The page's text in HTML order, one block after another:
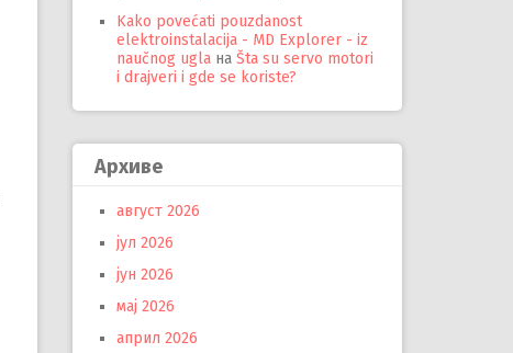
Kako povećati pouzdanost
elektroinstalacija - MD Explorer - iz
naučnog ugla на Šta su servo motori
i drajveri i gde se koriste?
Архиве
август 2026
јул 2026
јун 2026
мај 2026
април 2026